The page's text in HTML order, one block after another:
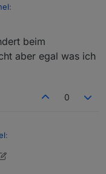
:
Event davon
kannst du im
allerdings sollte
einem touch
nice
beim
aber egal was ich
0
:
nur den Typ